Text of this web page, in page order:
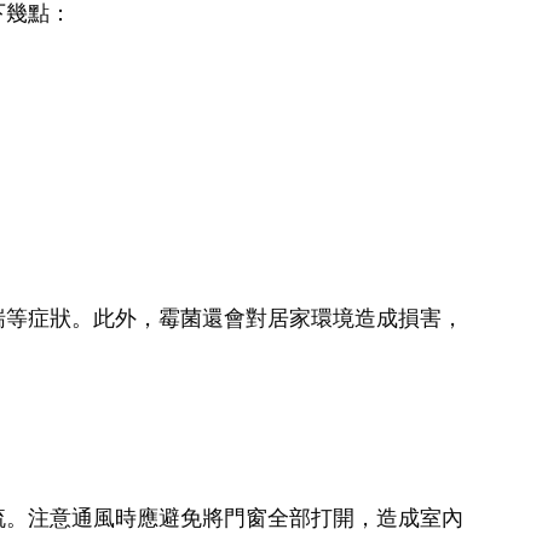
點：
症狀。此外，霉菌還會對居家環境造成損害，
注意通風時應避免將門窗全部打開，造成室內